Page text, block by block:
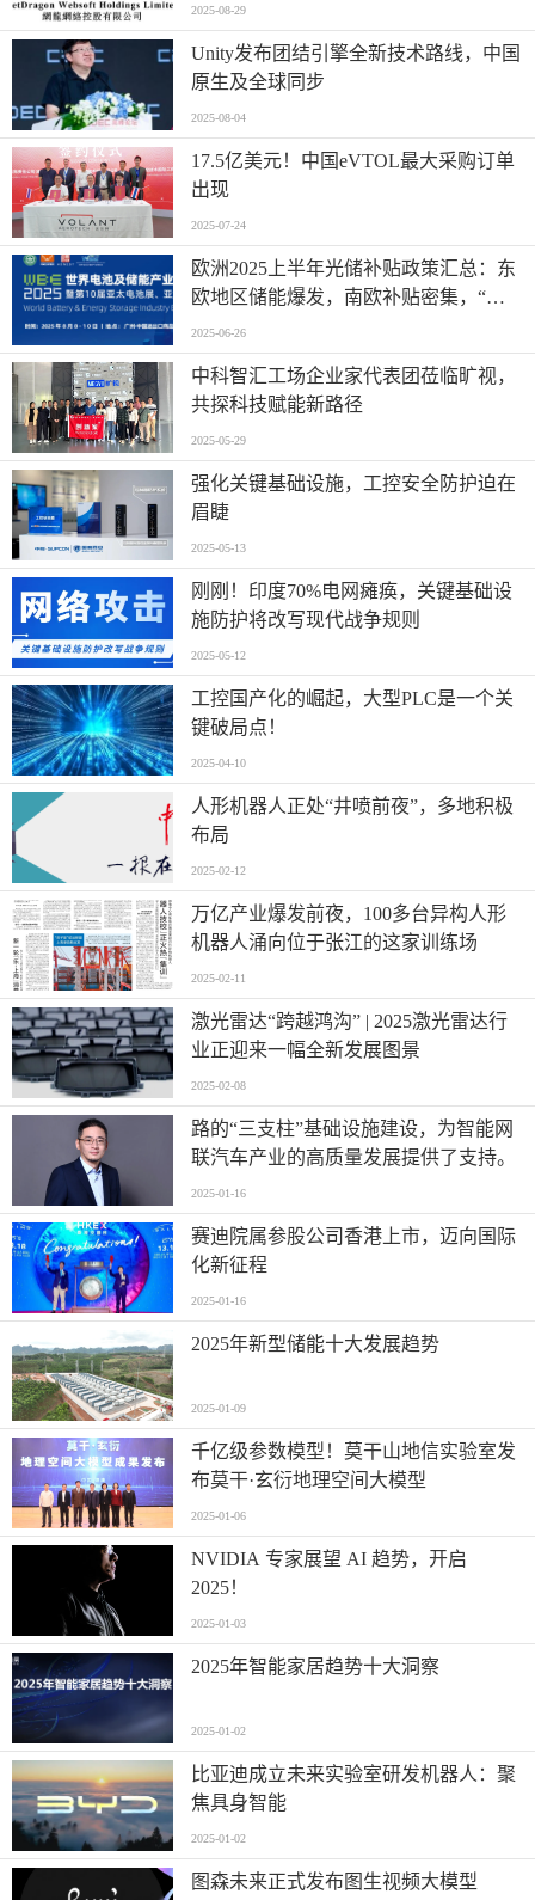
2025-08-29
Unity发布团结引擎全新技术路线，中国
原生及全球同步
2025-08-04
17.5亿美元！中国eVTOL最大采购订单
出现
2025-07-24
欧洲2025上半年光储补贴政策汇总：东
欧地区储能爆发，南欧补贴密集，“削
光补储”模式迅速扩张
2025-06-26
中科智汇工场企业家代表团莅临旷视，
共探科技赋能新路径
2025-05-29
强化关键基础设施，工控安全防护迫在
眉睫
2025-05-13
刚刚！印度70%电网瘫痪，关键基础设
施防护将改写现代战争规则
2025-05-12
工控国产化的崛起，大型PLC是一个关
键破局点！
2025-04-10
人形机器人正处“井喷前夜”，多地积极
布局
2025-02-12
万亿产业爆发前夜，100多台异构人形
机器人涌向位于张江的这家训练场
2025-02-11
激光雷达“跨越鸿沟” | 2025激光雷达行
业正迎来一幅全新发展图景
2025-02-08
路的“三支柱”基础设施建设，为智能网
联汽车产业的高质量发展提供了支持。
2025-01-16
赛迪院属参股公司香港上市，迈向国际
化新征程
2025-01-16
2025年新型储能十大发展趋势
2025-01-09
千亿级参数模型！莫干山地信实验室发
布莫干·玄衍地理空间大模型
2025-01-06
NVIDIA 专家展望 AI 趋势，开启
2025！
2025-01-03
2025年智能家居趋势十大洞察
2025-01-02
比亚迪成立未来实验室研发机器人：聚
焦具身智能
2025-01-02
图森未来正式发布图生视频大模型